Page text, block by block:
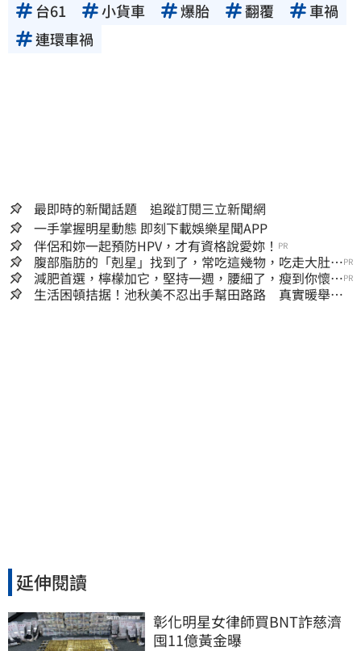
台61 小貨車 爆胎 翻覆
車禍
連環車禍
最即時的新聞話題 追蹤訂閱三立新聞網
一手掌握明星動態 即刻下載娛樂星聞APP
伴侶和妳一起預防HPV，才有資格說愛妳！ PR
腹部脂肪的「剋星」找到了，常吃這幾物，吃走大肚
囊，瘦出小蠻腰
PR
減肥首選，檸檬加它，堅持一週，腰細了，瘦到你懷疑
人生
PR
生活困頓拮据！池秋美不忍出手幫田路路 真實暖舉曝
延伸閱讀
彰化明星女律師買BNT詐慈濟
囤11億黃金曝